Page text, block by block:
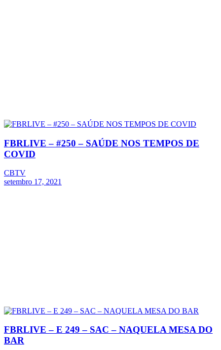
FBRLIVE – #250 – SAÚDE NOS TEMPOS DE
COVID
CBTV
setembro 17, 2021
FBRLIVE – E 249 – SAC – NAQUELA MESA DO
BAR